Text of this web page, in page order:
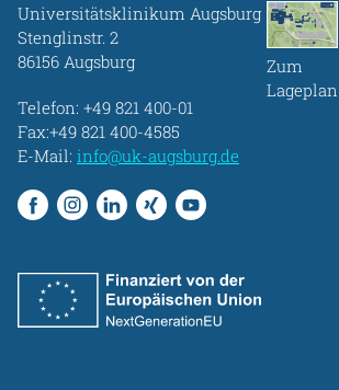
Universitätsklinikum Augsburg
Stenglinstr. 2
86156 Augsburg
Telefon: +49 821 400-01
Fax:+49 821 400-4585
E-Mail: info@uk-augsburg.de
Zum
Lageplan